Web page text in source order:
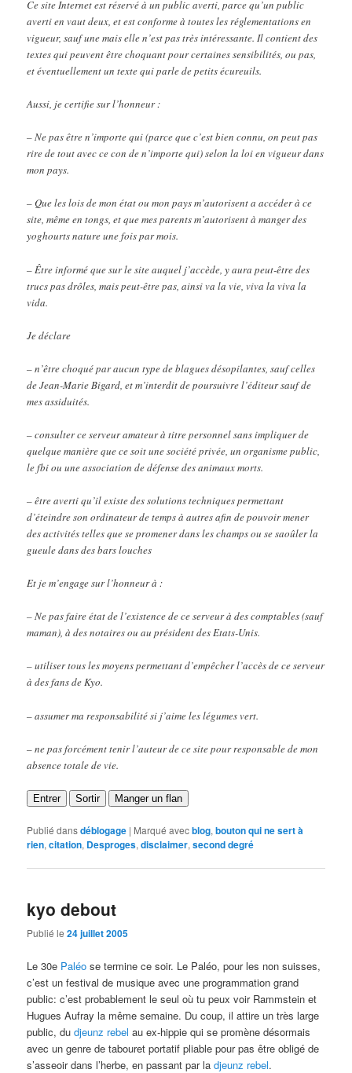
Ce site Internet est réservé à un public averti, parce qu’un public
averti en vaut deux, et est conforme à toutes les réglementations en
vigueur, sauf une mais elle n’est pas très intéressante. Il contient des
textes qui peuvent être choquant pour certaines sensibilités, ou pas,
et éventuellement un texte qui parle de petits écureuils.
Aussi, je certifie sur l’honneur :
– Ne pas être n’importe qui (parce que c’est bien connu, on peut pas
rire de tout avec ce con de n’importe qui) selon la loi en vigueur dans
mon pays.
– Que les lois de mon état ou mon pays m’autorisent a accéder à ce
site, même en tongs, et que mes parents m’autorisent à manger des
yoghourts nature une fois par mois.
– Être informé que sur le site auquel j’accède, y aura peut-être des
trucs pas drôles, mais peut-être pas, ainsi va la vie, viva la viva la
vida.
Je déclare
– n’être choqué par aucun type de blagues désopilantes, sauf celles
de Jean-Marie Bigard, et m’interdit de poursuivre l’éditeur sauf de
mes assiduités.
– consulter ce serveur amateur à titre personnel sans impliquer de
quelque manière que ce soit une société privée, un organisme public,
le fbi ou une association de défense des animaux morts.
– être averti qu’il existe des solutions techniques permettant
d’éteindre son ordinateur de temps à autres afin de pouvoir mener
des activités telles que se promener dans les champs ou se saoûler la
gueule dans des bars louches
Et je m’engage sur l’honneur à :
– Ne pas faire état de l’existence de ce serveur à des comptables (sauf
maman), à des notaires ou au président des Etats-Unis.
– utiliser tous les moyens permettant d’empêcher l’accès de ce serveur
à des fans de Kyo.
– assumer ma responsabilité si j’aime les légumes vert.
– ne pas forcément tenir l’auteur de ce site pour responsable de mon
absence totale de vie.
Entrer Sortir Manger un flan
Publié dansdéblogage | Marqué avecblog,bouton qui ne sert à
rien,citation, Desproges,disclaimer,second degré
kyo debout
Publié le24 juillet 2005
Le 30e Paléo se termine ce soir. Le Paléo, pour les non suisses,
c’est un festival de musique avec une programmation grand
public: c’est probablement le seul où tu peux voir Rammstein et
Hugues Aufray la même semaine. Du coup, il attire un très large
public, dudjeunz rebel au ex-hippie qui se promène désormais
avec un genre de tabouret portatif pliable pour pas être obligé de
s’asseoir dans l’herbe, en passant par ladjeunz rebel.